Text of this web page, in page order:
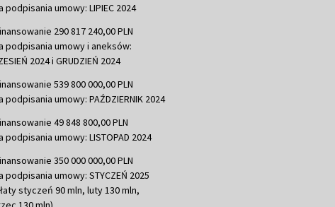
podpisania umowy: LIPIEC 2024
290 817 240,00 PLN
podpisania umowy i aneksów:
2024 i GRUDZIEŃ 2024
539 800 000,00 PLN
podpisania umowy: PAŹDZIERNIK 2024
49 848 800,00 PLN
podpisania umowy: LISTOPAD 2024
350 000 000,00 PLN
podpisania umowy: STYCZEŃ 2025
styczeń 90 mln, luty 130 mln,